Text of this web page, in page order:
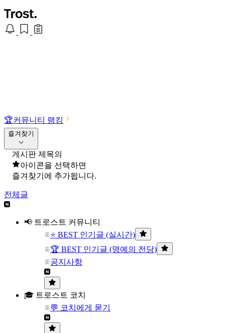
🏆커뮤니티 랭킹
즐겨찾기
게시판 제목의
아이콘을 선택하면
즐겨찾기에 추가됩니다.
전체글
📢 트로스트 커뮤니티
⭐ BEST 인기글 (실시간)
🏆 BEST 인기글 (명예의 전당)
공지사항
🎓 트로스트 코치
💬 코치에게 묻기